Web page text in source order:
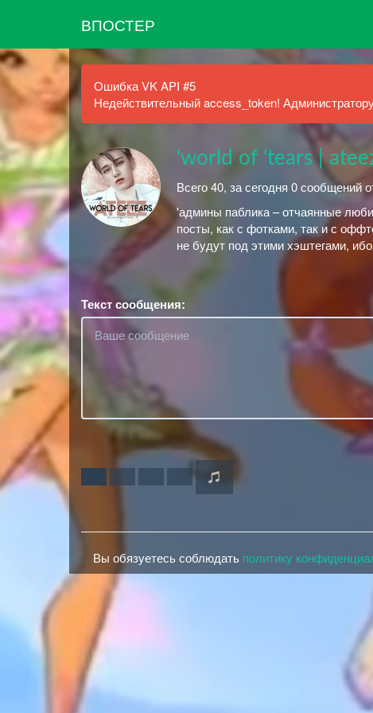
ВПОСТЕР
Ошибка VK API #5
Недействительный access_token!
'world of 'tears |
Всего 40, за сегодня 0 сообщений
'админы паблика – отчаянные
посты, как с фотками, так и с
не будут под этими хэштегами,
Текст сообщения:
Вы обязуетесь соблюдать политику